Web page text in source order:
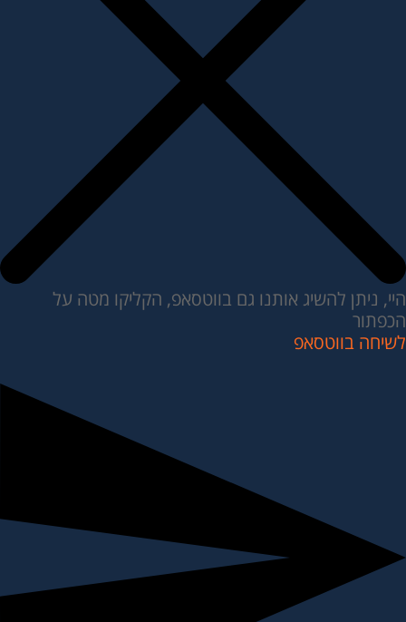
היי, ניתן להשיג אותנו גם בווטסאפ, הקליקו מטה על
הכפתור
לשיחה בווטסאפ